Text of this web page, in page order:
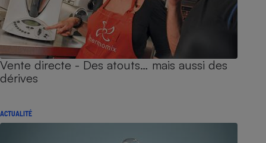
Vente directe - Des atouts… mais aussi des
dérives
ACTUALITÉ